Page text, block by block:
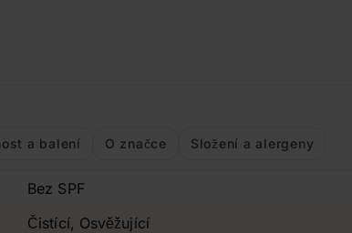
a balení O značce Složení a alergeny
Bez SPF
Čistící, Osvěžující